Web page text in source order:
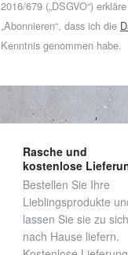
2016/679 („DSGVO“)
„Abonnieren“, dass ich die
Kenntnis genommen habe.
Rasche und
kostenlose
Bestellen Sie Ihre
Lieblingsprodukte
lassen Sie sie zu sich
nach Hause liefern.